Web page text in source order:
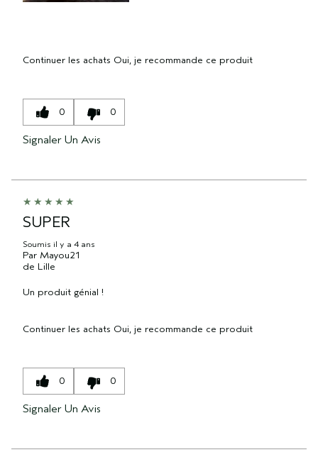
Continuer les achats Oui, je recommande ce produit
0 0
Signaler Un Avis
SUPER
Soumis il y a 4 ans
Par Mayou21
de Lille
Un produit génial !
Continuer les achats Oui, je recommande ce produit
0 0
Signaler Un Avis